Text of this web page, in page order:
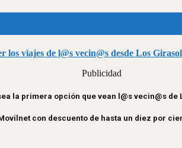
los viajes de l@s vecin@s desde Los
Publicidad
la primera opción que vean l@s vecin@s de
con descuento de hasta un diez por